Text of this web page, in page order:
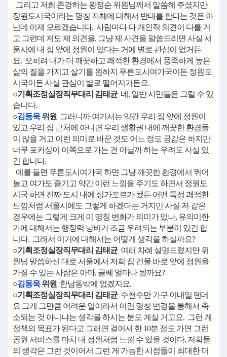
그리고 저희 존경하는 왕정순 위원님께서 말씀해 주셨지만
정원도시국이라는 명칭 자체에 대해서 반대를 한다는 것은 아
닌데 이제 모르겠습니다. 사람마다 다 개인적 의견이 다를 거
고 그런데 저도 제 의견을, 그냥 제 사견을 말씀드리면 사실 서
울시에 내 집 앞에 정원이 있다는 거에 별로 관심이 없거든
요. 오히려 내가 더 깨끗하고 쾌적한 환경에서 풍족하게 높은
삶의 질을 가지고 살기를 원하지 푸른도시여가국이든 정원도
시국이든 사실 관심이 별로 떨어지거든요.
○기획조정실장직무대리 김태균네, 일반 시민들은 그럴 수 있
습니다.
○김동욱위원 그러니까 여기서는 약간 우리 집 앞에 정원이
있고 우리 집 근처에 아니면 우리 생활권 내에 깨끗한 환경들
이 많을 거고 이런 의미로 바꾼 것도 어느 정도 공감은 하지만
너무 포커싱이 이쪽으로 가는 건 아닐까 하는 우려도 사실 있
긴 합니다.
예를 들면 푸른도시여가국 하면 그냥 깨끗한 환경에서 뛰어
놀고 여가도 즐기고 약간 이런 느낌을 주기도 하면서 정원도
시국 하면 진짜 도시 내에 싱가포르가 됐든 어떤 특정 쾌적한
느낌처럼 서울시에도 그렇게 하겠다는 거지만 사실 저 같은
경우에는 그렇게 크게 이 명칭 변화가 의미가 있나, 유의미한
가에 대해서는 행정력 낭비가 조금 우려되는 부분이 있긴 합
니다. 그래서 이거에 대해서는 어떻게 생각을 하실까요?
○기획조정실장직무대리 김태균여러 차례 설명드렸지만 위
원님 말씀하신 대로 서울에서 저희 집 건물 바로 앞에 정원을
가질 수 있는 사람은 아마, 글쎄 얼마나 될까요?
○김동욱위원 한남동밖에 없겠지요.
○기획조정실장직무대리 김태균수천수만 가구 이내일 텐데
요 그게 그만큼 어려운 일이라서 이런 명칭 변경을 통해서 축
소되는 것 아니냐는 생각을 하시는 분도 계실 거고요. 그런 게
정책의 목표가 된다고 그러면 걸어서 한 10분 정도 가면 그런
공원 서비스를 마치 내 정원처럼 느낄 수 있을 것이다, 저희들
의 생각은 그런 것이어서 그런 게 가능한 시점들이 최대한 더